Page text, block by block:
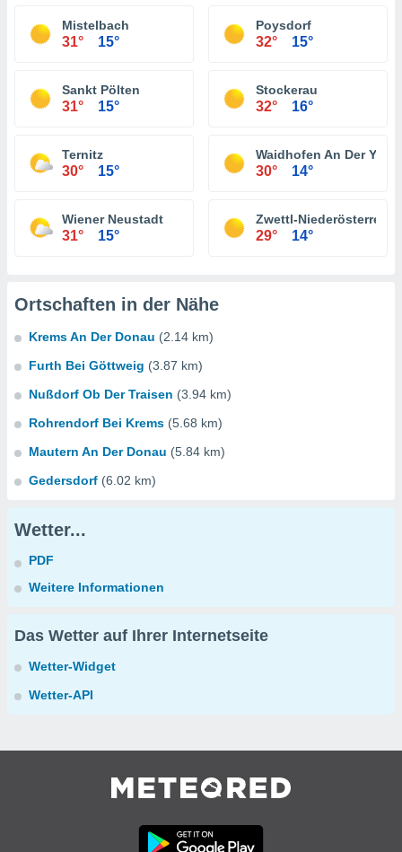
Mistelbach
31° 15°
Poysdorf
32° 15°
Sankt Pölten
31° 15°
Stockerau
32° 16°
Ternitz
30° 15°
Waidhofen An Der Ybbs
30° 14°
Wiener Neustadt
31° 15°
Zwettl-Niederösterreich
29° 14°
Ortschaften in der Nähe
Krems An Der Donau (2.14 km)
Furth Bei Göttweig (3.87 km)
Nußdorf Ob Der Traisen (3.94 km)
Rohrendorf Bei Krems (5.68 km)
Mautern An Der Donau (5.84 km)
Gedersdorf (6.02 km)
Wetter...
PDF
Weitere Informationen
Das Wetter auf Ihrer Internetseite
Wetter-Widget
Wetter-API